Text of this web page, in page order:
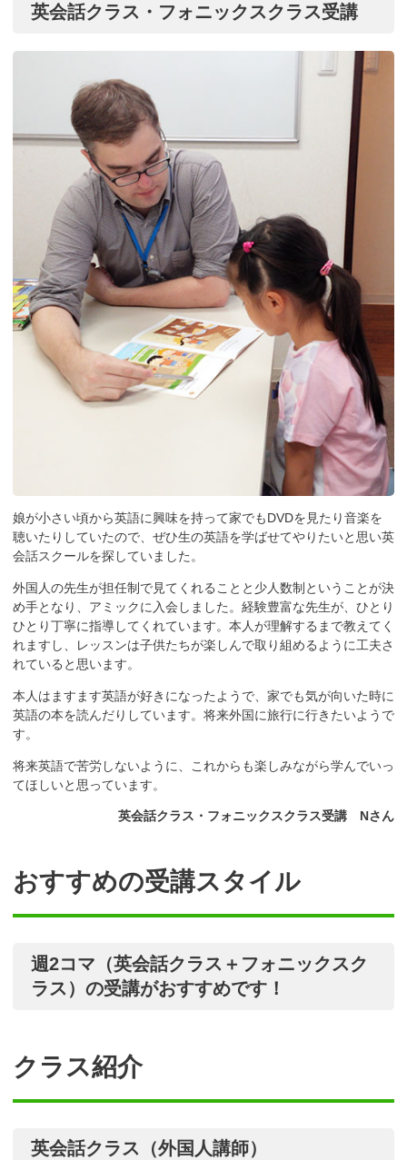
英会話クラス・フォニックスクラス受講
娘が小さい頃から英語に興味を持って家でもDVDを見たり音楽を
聴いたりしていたので、ぜひ生の英語を学ばせてやりたいと思い英
会話スクールを探していました。
外国人の先生が担任制で見てくれることと少人数制ということが決
め手となり、アミックに入会しました。経験豊富な先生が、ひとり
ひとり丁寧に指導してくれています。本人が理解するまで教えてく
れますし、レッスンは子供たちが楽しんで取り組めるように工夫さ
れていると思います。
本人はますます英語が好きになったようで、家でも気が向いた時に
英語の本を読んだりしています。将来外国に旅行に行きたいようで
す。
将来英語で苦労しないように、これからも楽しみながら学んでいっ
てほしいと思っています。
英会話クラス・フォニックスクラス受講 Nさん
おすすめの受講スタイル
週2コマ（英会話クラス＋フォニックスク
ラス）の受講がおすすめです！
クラス紹介
英会話クラス（外国人講師）